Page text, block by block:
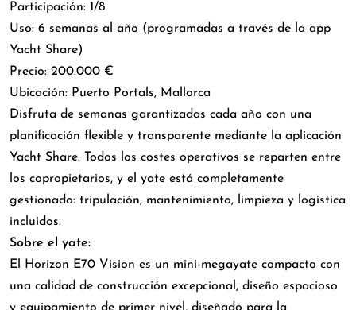
Participación: 1/8
Uso: 6 semanas al año (programadas a través de la app
Yacht Share)
Precio: 200.000 €
Ubicación: Puerto Portals, Mallorca
Disfruta de semanas garantizadas cada año con una
planificación flexible y transparente mediante la aplicación
Yacht Share. Todos los costes operativos se reparten entre
los copropietarios, y el yate está completamente
gestionado: tripulación, mantenimiento, limpieza y logística
incluidos.
Sobre el yate:
El Horizon E70 Vision es un mini-megayate compacto con
una calidad de construcción excepcional, diseño espacioso